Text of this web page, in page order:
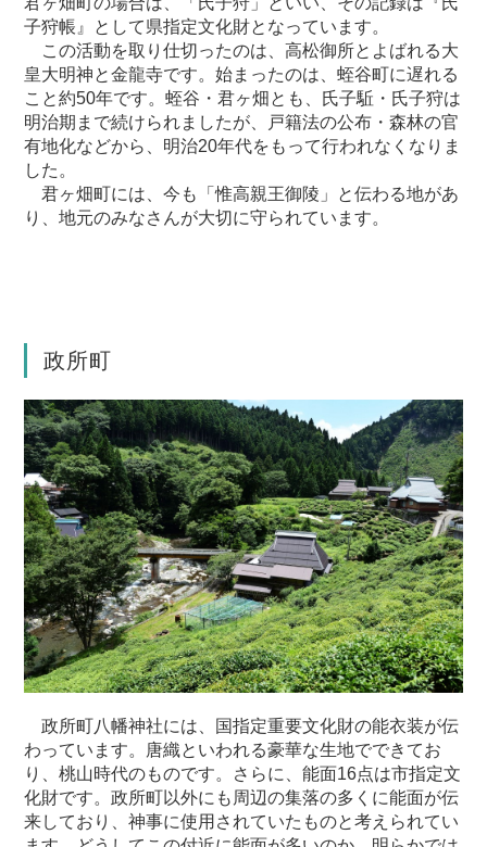
子狩帳』として県指定文化財となっています。
この活動を取り仕切ったのは、高松御所とよばれる大
皇大明神と金龍寺です。始まったのは、蛭谷町に遅れる
こと約50年です。蛭谷・君ヶ畑とも、氏子駈・氏子狩は
明治期まで続けられましたが、戸籍法の公布・森林の官
有地化などから、明治20年代をもって行われなくなりま
した。
君ヶ畑町には、今も「惟高親王御陵」と伝わる地があ
り、地元のみなさんが大切に守られています。
政所町
政所町八幡神社には、国指定重要文化財の能衣装が伝
わっています。唐織といわれる豪華な生地でできてお
り、桃山時代のものです。さらに、能面16点は市指定文
化財です。政所町以外にも周辺の集落の多くに能面が伝
来しており、神事に使用されていたものと考えられてい